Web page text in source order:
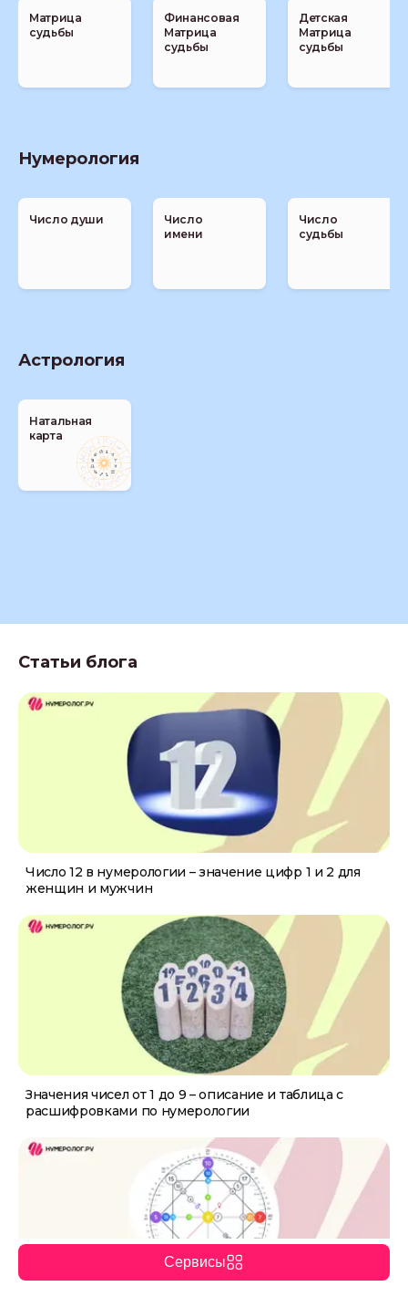
Сервисы
Матрица
судьбы
Финансовая
Матрица
судьбы
Детская
Матрица
судьбы
Нумерология
Число души
Число
имени
Число
судьбы
Астрология
Натальная
карта
Статьи блога
Число 12 в нумерологии – значение цифр 1 и 2 для
женщин и мужчин
Значения чисел от 1 до 9 – описание и таблица с
расшифровками по нумерологии